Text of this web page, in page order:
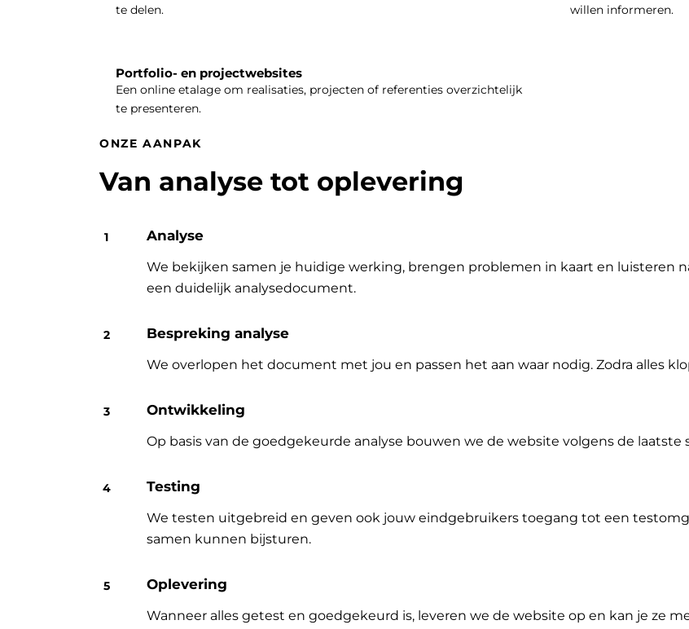
te delen.
willen informeren.
Portfolio- en projectwebsites
Een online etalage om realisaties, projecten of referenties overzichtelijk
te presenteren.
ONZE AANPAK
Van analyse tot oplevering
Analyse
We bekijken samen je huidige werking, brengen problemen in kaart en luisteren
een duidelijk analysedocument.
Bespreking analyse
We overlopen het document met jou en passen het aan waar nodig. Zodra alles
Ontwikkeling
Op basis van de goedgekeurde analyse bouwen we de website volgens de laatste
Testing
We testen uitgebreid en geven ook jouw eindgebruikers toegang tot een
samen kunnen bijsturen.
Oplevering
Wanneer alles getest en goedgekeurd is, leveren we de website op en kan je ze